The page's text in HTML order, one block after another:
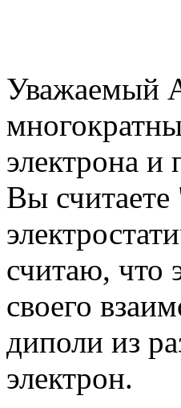
Уважаемый
электрона и
Вы
считаю, что
своего
диполи из
электрон.